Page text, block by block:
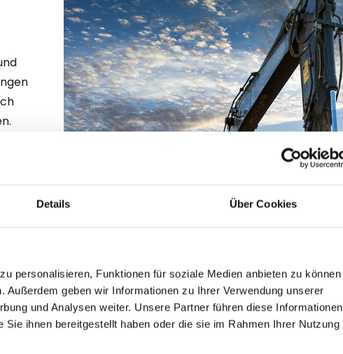
Details Über Cookies
personalisieren, Funktionen für soziale Medien anbieten zu können
geben wir Informationen zu Ihrer Verwendung unserer
und Analysen weiter. Unsere Partner führen diese Informationen
ihnen bereitgestellt haben oder die sie im Rahmen Ihrer Nutzung
wir
im